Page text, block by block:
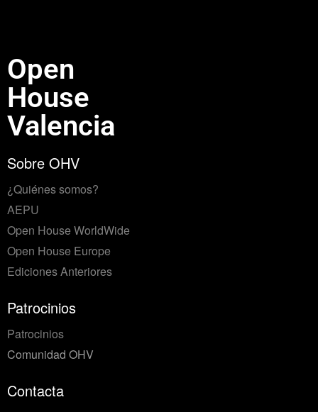
Open
House
Valencia
Sobre OHV
¿Quiénes somos?
AEPU
Open House WorldWide
Open House Europe
Ediciones Anteriores
Patrocinios
Patrocinios
Comunidad OHV
Contacta